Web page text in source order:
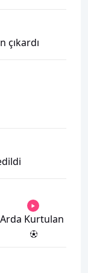
Arda Kurtulan